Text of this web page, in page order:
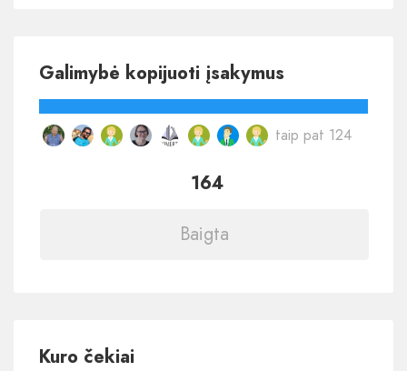
164
Baigta
Galimybė kopijuoti įsakymus
taip pat 124
Kuro čekiai